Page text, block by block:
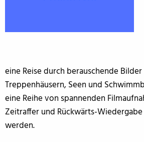
eine Reise durch berauschende
Treppenhäusern, Seen und
eine Reihe von spannenden
Zeitraffer und Rückwärts-
werden.